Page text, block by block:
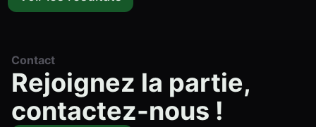
Contact
Rejoignez la partie,
contactez-nous !